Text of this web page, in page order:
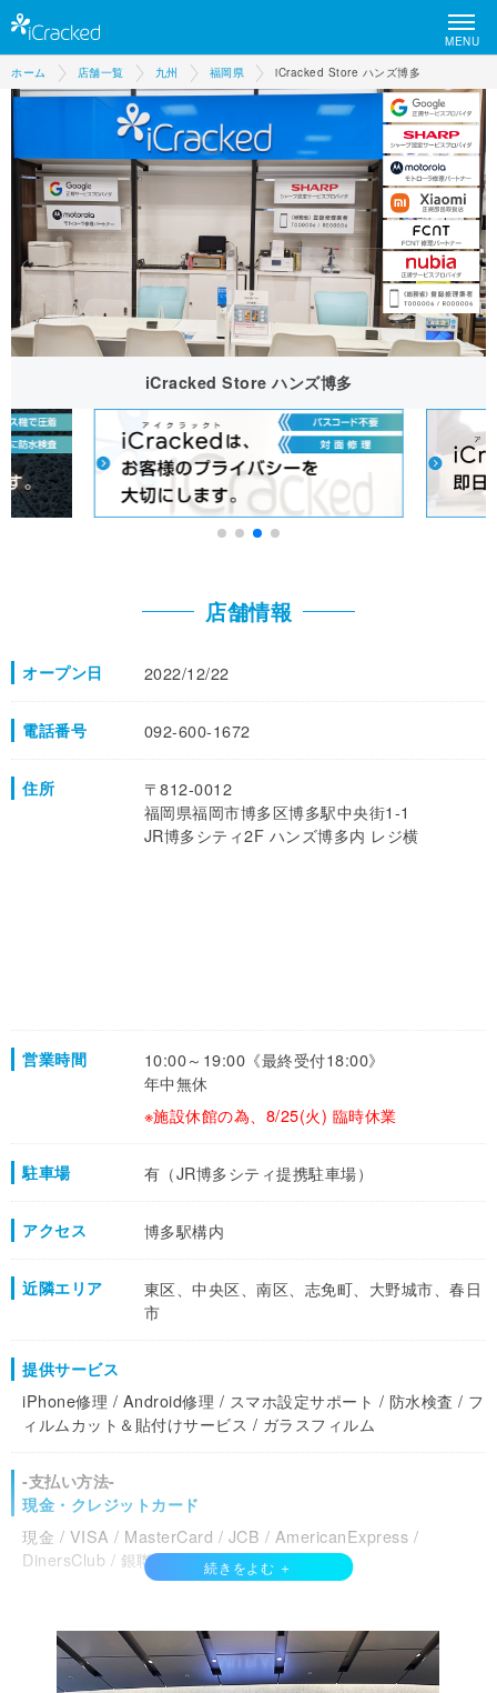
MENU
ホーム 店舗一覧 九州 福岡県 iCracked Store ハンズ博多
iCracked Store ハンズ博多
店舗情報
オープン日 2022/12/22
電話番号 092-600-1672
住所
〒812-0012
福岡県福岡市博多区博多駅中央街1-1
JR博多シティ2F ハンズ博多内 レジ横
営業時間
10:00～19:00《最終受付18:00》
年中無休
※施設休館の為、8/25(火) 臨時休業
駐車場 有（JR博多シティ提携駐車場）
アクセス 博多駅構内
近隣エリア
東区、中央区、南区、志免町、大野城市、春日
市
提供サービス
iPhone修理 / Android修理 / スマホ設定サポート / 防水検査 / フ
ィルムカット＆貼付けサービス / ガラスフィルム
-支払い方法-
現金・クレジットカード
現金 / VISA / MasterCard / JCB / AmericanExpress /
DinersClub / 銀聯カード /
QuicPay / 楽天Edy /